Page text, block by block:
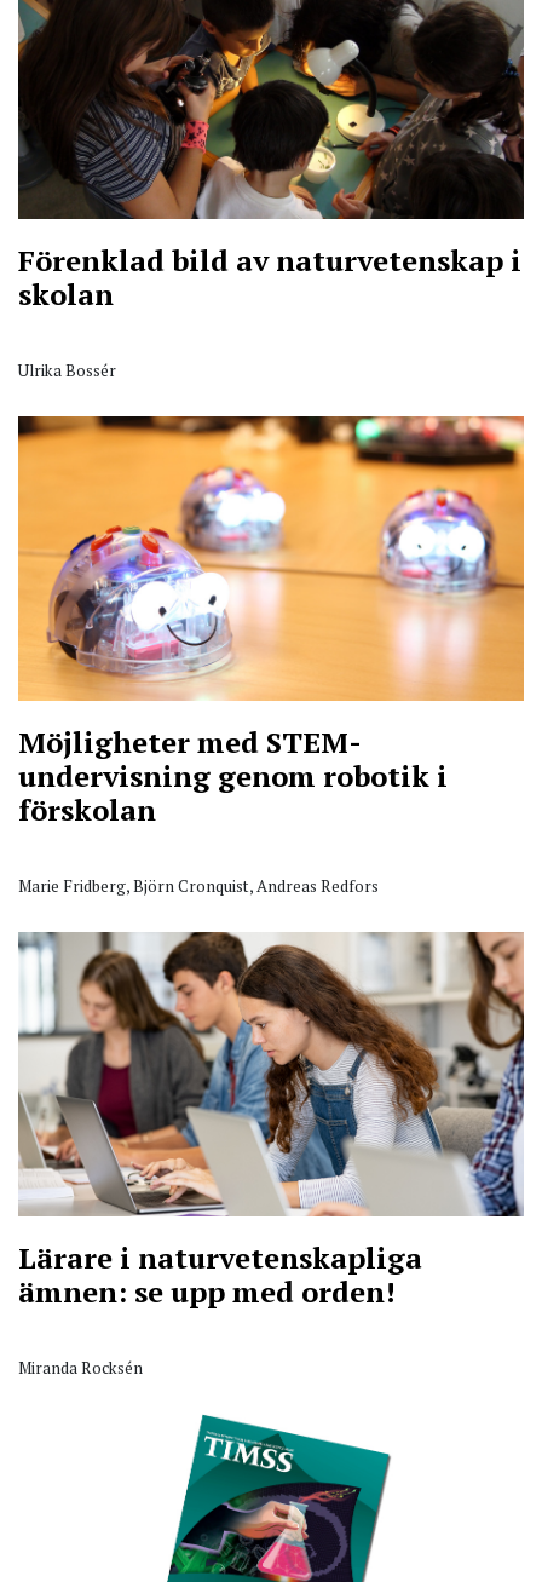
Förenklad bild av naturvetenskap i
skolan
Ulrika Bossér
Möjligheter med STEM-
undervisning genom robotik i
förskolan
Marie Fridberg, Björn Cronquist, Andreas Redfors
Lärare i naturvetenskapliga
ämnen: se upp med orden!
Miranda Rocksén